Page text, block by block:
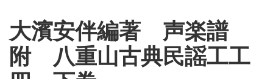
大濱安伴編著 声楽譜
附 八重山古典民謡工工